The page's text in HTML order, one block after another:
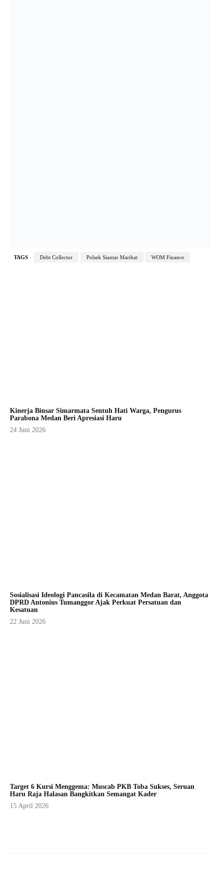
TAGS Debt Collector Polsek Siantar Marihat WOM Finance
Kinerja Binsar Simarmata Sentuh Hati Warga, Pengurus
Parabona Medan Beri Apresiasi Haru
24 Juni 2026
Sosialisasi Ideologi Pancasila di Kecamatan Medan Barat, Anggota
DPRD Antonius Tumanggor Ajak Perkuat Persatuan dan
Kesatuan
22 Juni 2026
Target 6 Kursi Menggema: Muscab PKB Toba Sukses, Seruan
Haru Raja Halasan Bangkitkan Semangat Kader
15 April 2026